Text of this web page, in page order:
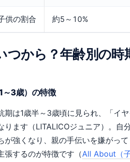
供の割合 約5～10%
つから？年齢別の時
～3歳）の特徴
期は1歳半～3歳頃に見られ、「イ
ります（LITALICOジュニア）。自
が強くなり、親の手伝いを嫌がっ
張するのが特徴です（All About（